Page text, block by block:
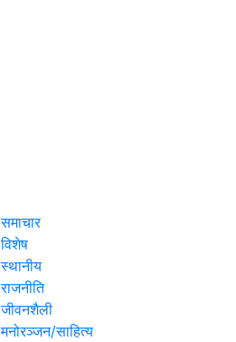
समाचार
विशेष
स्थानीय
राजनीति
जीवनशैली
मनोरञ्जन/साहित्य